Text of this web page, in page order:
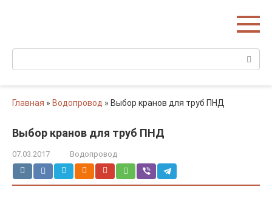
Поиск:
Главная » Водопровод » Выбор кранов для труб ПНД
Выбор кранов для труб ПНД
07.03.2017 Водопровод